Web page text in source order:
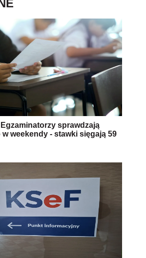
Egzaminatorzy sprawdzają
weekendy - stawki sięgają 59